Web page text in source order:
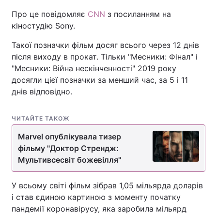
Про це повідомляє CNN з посиланням на
кіностудію Sony.
Такої позначки фільм досяг всього через 12 днів
після виходу в прокат. Тільки "Месники: Фінал" і
"Месники: Війна нескінченності" 2019 року
досягли цієї позначки за менший час, за 5 і 11
днів відповідно.
ЧИТАЙТЕ ТАКОЖ
Marvel опублікувала тизер
фільму "Доктор Стрендж:
Мультивсесвіт божевілля"
У всьому світі фільм зібрав 1,05 мільярда доларів
і став єдиною картиною з моменту початку
пандемії коронавірусу, яка заробила мільярд